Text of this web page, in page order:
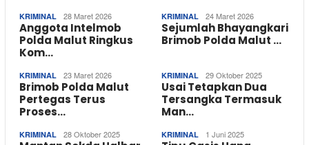
KRIMINAL 28 Maret 2026
Anggota Intelmob
Polda Malut Ringkus
Kom…
KRIMINAL 24 Maret 2026
Sejumlah Bhayangkari
Brimob Polda Malut …
KRIMINAL 23 Maret 2026
Brimob Polda Malut
Pertegas Terus
Proses…
KRIMINAL 29 Oktober 2025
Usai Tetapkan Dua
Tersangka Termasuk
Man…
KRIMINAL 28 Oktober 2025 KRIMINAL 1 Juni 2025